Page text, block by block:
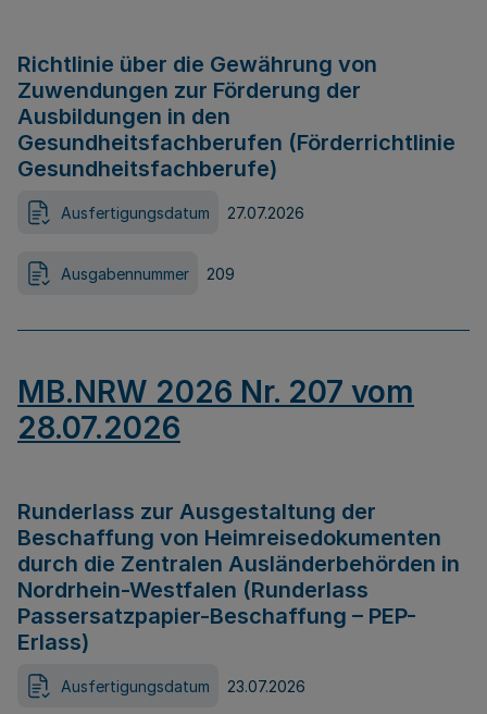
Richtlinie über die Gewährung von
Zuwendungen zur Förderung der
Ausbildungen in den
Gesundheitsfachberufen (Förderrichtlinie
Gesundheitsfachberufe)
Ausfertigungsdatum 27.07.2026
Ausgabennummer 209
MB.NRW 2026 Nr. 207 vom
28.07.2026
Runderlass zur Ausgestaltung der
Beschaffung von Heimreisedokumenten
durch die Zentralen Ausländerbehörden in
Nordrhein-Westfalen (Runderlass
Passersatzpapier-Beschaffung – PEP-
Erlass)
Ausfertigungsdatum 23.07.2026